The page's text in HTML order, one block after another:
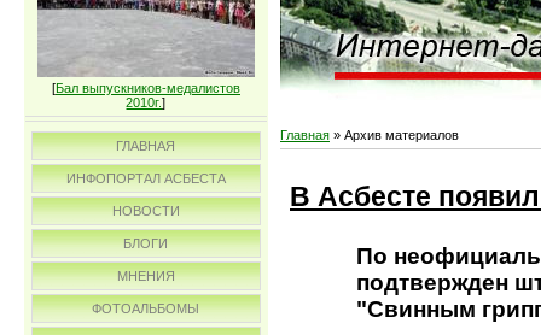
[Бал выпускников-медалистов
2010г.]
ГЛАВНАЯ
ИНФОПОРТАЛ АСБЕСТА
НОВОСТИ
БЛОГИ
МНЕНИЯ
ФОТОАЛЬБОМЫ
Главная » Архив материалов
В Асбесте
По
подтвержден
"Свинным